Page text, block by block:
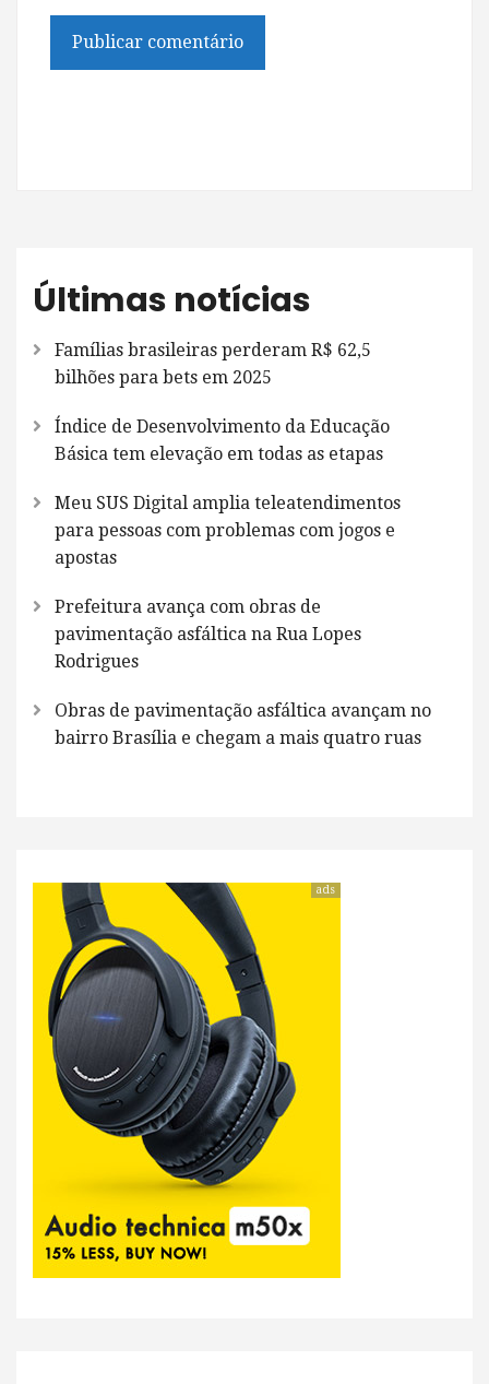
Últimas notícias
Famílias brasileiras perderam R$ 62,5
bilhões para bets em 2025
Índice de Desenvolvimento da Educação
Básica tem elevação em todas as etapas
Meu SUS Digital amplia teleatendimentos
para pessoas com problemas com jogos e
apostas
Prefeitura avança com obras de
pavimentação asfáltica na Rua Lopes
Rodrigues
Obras de pavimentação asfáltica avançam no
bairro Brasília e chegam a mais quatro ruas
ads